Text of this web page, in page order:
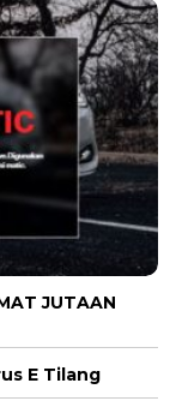
JUTAAN
E Tilang